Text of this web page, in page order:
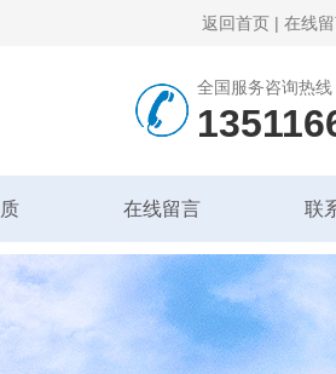
返回首页 | 在线
全国服务咨询热线
在线留言 联